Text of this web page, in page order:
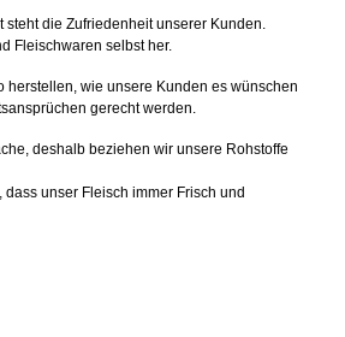
steht die Zufriedenheit unserer Kunden.
Fleischwaren selbst her.
herstellen, wie unsere Kunden es wünschen
gerecht werden.
deshalb beziehen wir unsere Rohstoffe
unser Fleisch immer Frisch und